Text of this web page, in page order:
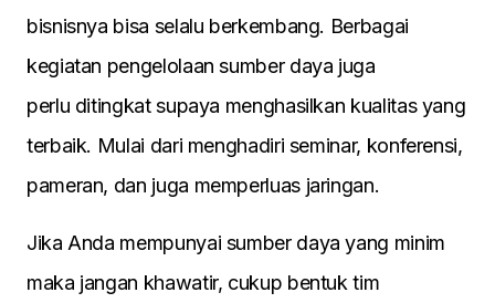
bisnisnya bisa selalu berkembang. Berbagai
kegiatan pengelolaan sumber daya juga
perlu ditingkat supaya menghasilkan kualitas yang
terbaik. Mulai dari menghadiri seminar, konferensi,
pameran, dan juga memperluas jaringan.
Jika Anda mempunyai sumber daya yang minim
maka jangan khawatir, cukup bentuk tim